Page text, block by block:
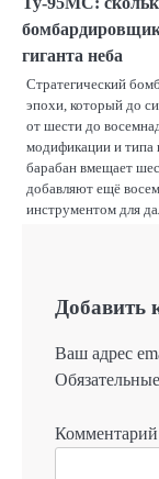
гиганта неба
Стратегический
эпохи, который до
от шести до
модификации и типа
барабан вмещает
добавляют ещё
инструментом для
Добавить
Ваш адрес
Комментарий